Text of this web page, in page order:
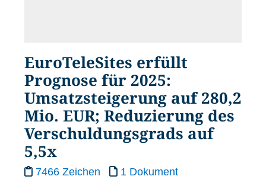
EuroTeleSites erfüllt
Prognose für 2025:
Umsatzsteigerung auf 280,2
Mio. EUR; Reduzierung des
Verschuldungsgrads auf
5,5x
7466 Zeichen 1 Dokument